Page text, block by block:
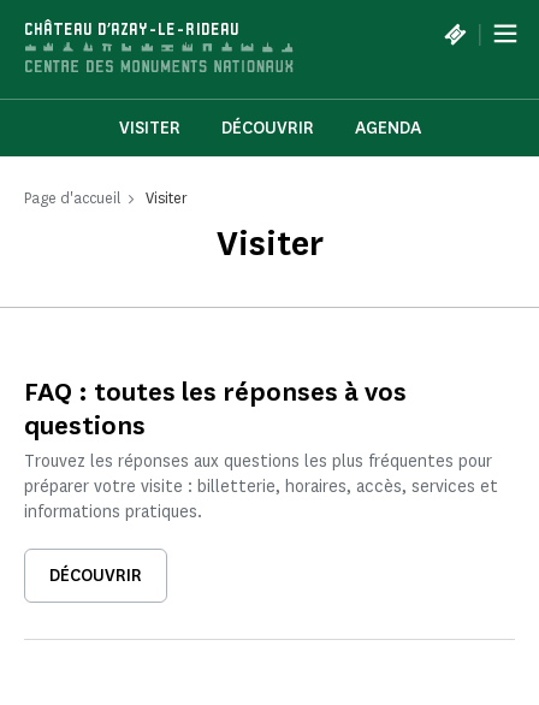
CHÂTEAU D'AZAY-LE-RIDEAU |
VISITER DÉCOUVRIR AGENDA
Page d'accueil Visiter
Visiter
FAQ : toutes les réponses à vos
questions
Trouvez les réponses aux questions les plus fréquentes pour
préparer votre visite : billetterie, horaires, accès, services et
informations pratiques.
DÉCOUVRIR